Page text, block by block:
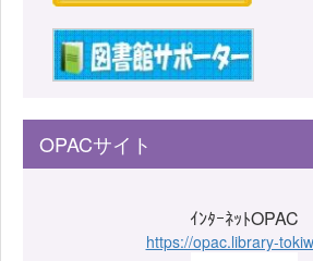
OPACサイト
ｲﾝﾀｰﾈｯﾄOPAC
https://opac.library-